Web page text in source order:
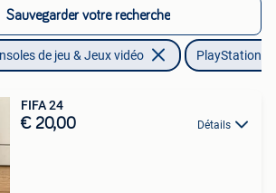
Sauvegarder votre recherche
de jeu & Jeux vidéo PlayStation 4
FIFA 24
€ 20,00 Détails